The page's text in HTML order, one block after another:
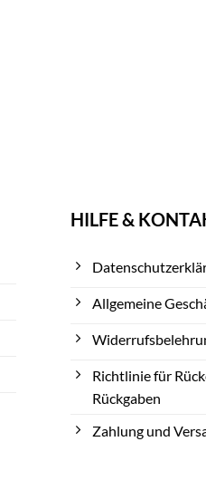
HILFE &
Allgemeine
Richtlinie für
Rückgaben
Zahlung und